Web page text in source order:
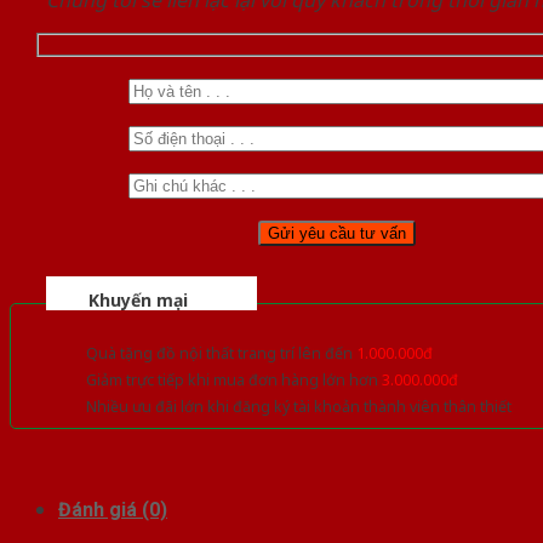
Khuyến mại
Quà tặng đồ nội thất trang trí lên đến 1.000.000đ
Giảm trực tiếp khi mua đơn hàng lớn hơn 3.000.000đ
Nhiều ưu đãi lớn khi đăng ký tài khoản thành viên thân thiết
Đánh giá (0)